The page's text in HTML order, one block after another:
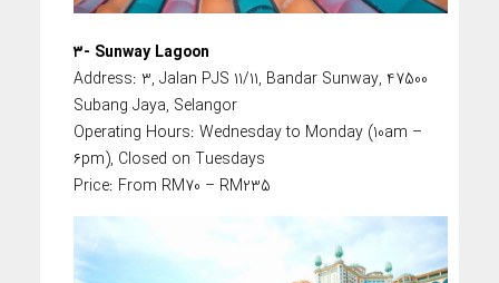
۳- Sunway Lagoon
Address: 3, Jalan PJS 11/11, Bandar Sunway, 47500
Subang Jaya, Selangor
Operating Hours: Wednesday to Monday (10am –
۶pm), Closed on Tuesdays
Price: From RM70 – RM235